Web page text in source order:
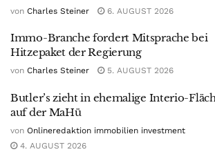
von Charles Steiner 6. AUGUST 2026
Immo-Branche fordert Mitsprache bei
Hitzepaket der Regierung
von Charles Steiner 5. AUGUST 2026
Butler’s zieht in ehemalige Interio-
auf der MaHü
von Onlineredaktion immobilien investment
4. AUGUST 2026